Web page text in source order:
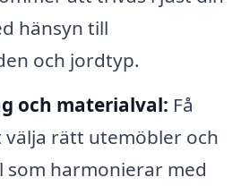
hänsyn till
och jordtyp.
och materialval: Få
välja rätt utemöbler och
som harmonierar med